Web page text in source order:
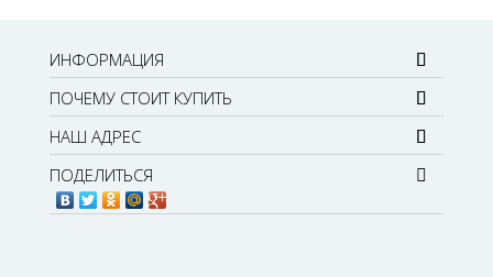
ИНФОРМАЦИЯ
ПОЧЕМУ СТОИТ КУПИТЬ
НАШ АДРЕС
ПОДЕЛИТЬСЯ